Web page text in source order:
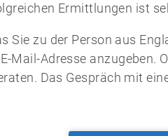
Ermittlungen ist
Sie zu der Person aus
Mail-Adresse anzugeben.
Das Gespräch mit